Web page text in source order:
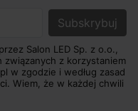
Salon LED Sp. z o.o.,
związanych z korzystaniem
w zgodzie i według zasad
Wiem, że w każdej chwili